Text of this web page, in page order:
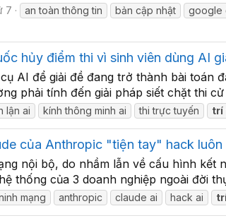
7 an toàn thông tin bản cập nhật google
hủy điểm thi vì sinh viên dùng AI
AI để giải đề đang trở thành bài
phải tính đến giải pháp siết chặt thi
lận ai kính thông minh ai thi trực tuyến trí
của Anthropic "tiện tay" hack
nội bộ, do nhầm lẫn về cấu hình
thống của 3 doanh nghiệp ngoài đời
mạng anthropic claude ai hack ai